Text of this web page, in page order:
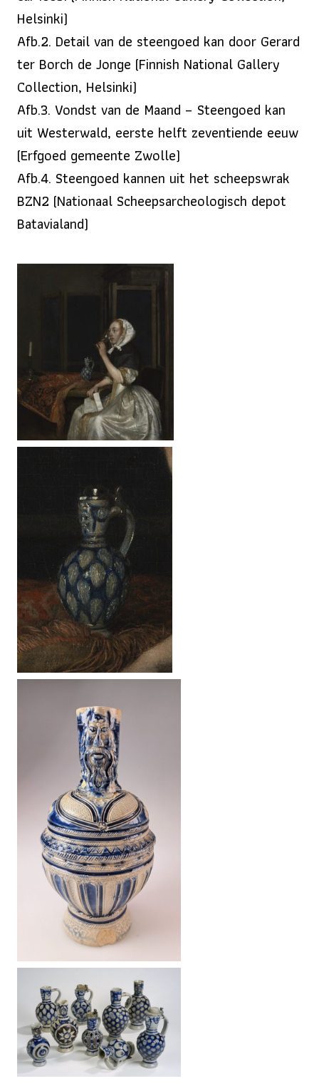
Helsinki)
Afb.2. Detail van de steengoed kan door Gerard
ter Borch de Jonge (Finnish National Gallery
Collection, Helsinki)
Afb.3. Vondst van de Maand – Steengoed kan
uit Westerwald, eerste helft zeventiende eeuw
(Erfgoed gemeente Zwolle)
Afb.4. Steengoed kannen uit het scheepswrak
BZN2 (Nationaal Scheepsarcheologisch depot
Batavialand)